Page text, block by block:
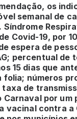
os
semanal de
Síndrome
Covid-19, por
espera de
percentual de
15 dias que
folia; números
taxa de
por um
vacinal contra a